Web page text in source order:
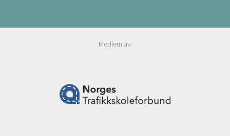
Medlem av: